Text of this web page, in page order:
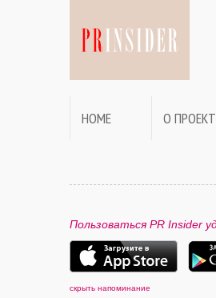
HOME О
Пользоваться PR Insider
скрыть напоминание